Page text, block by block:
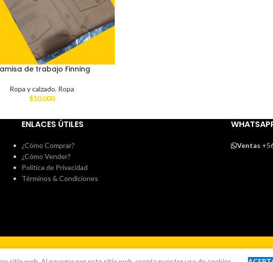
de trabajo Finning
Ropa y calzado, Ropa
$10.000
ENLACES ÚTILES
¿Cómo Comprar?
¿Cómo Vender?
Política de Privacidad
Términos & Condiciones
Ventas